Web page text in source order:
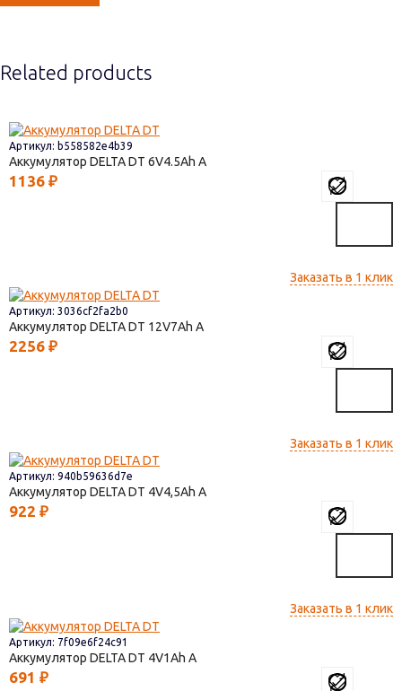
Related products
Артикул: b558582e4b39
Аккумулятор DELTA DT 6V4.5
1136 ₽
Заказать в 1 клик
Артикул: 3036cf2fa2b0
Аккумулятор DELTA DT 12V7
2256 ₽
Заказать в 1 клик
Артикул: 940b59636d7e
Аккумулятор DELTA DT 4V4,5
922 ₽
Заказать в 1 клик
Артикул: 7f09e6f24c91
Аккумулятор DELTA DT 4V1
691 ₽